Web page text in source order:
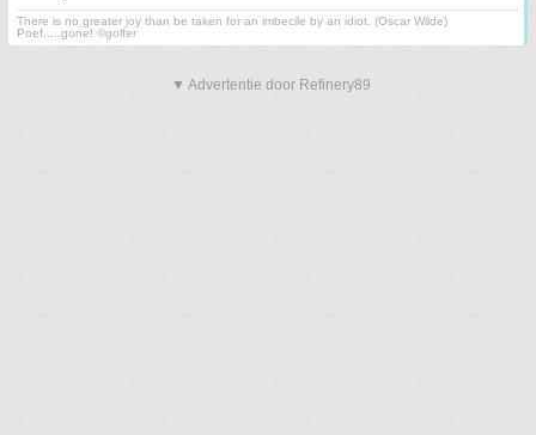
There is no greater joy than be taken for an imbecile by an idiot. (Oscar Wilde)
Poef.....gone! ©golfer
▼ Advertentie door Refinery89